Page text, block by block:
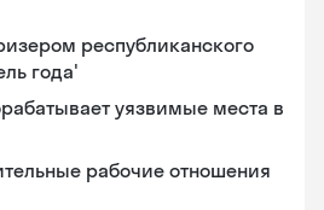
республиканского
года'
уязвимые места в
рабочие отношения